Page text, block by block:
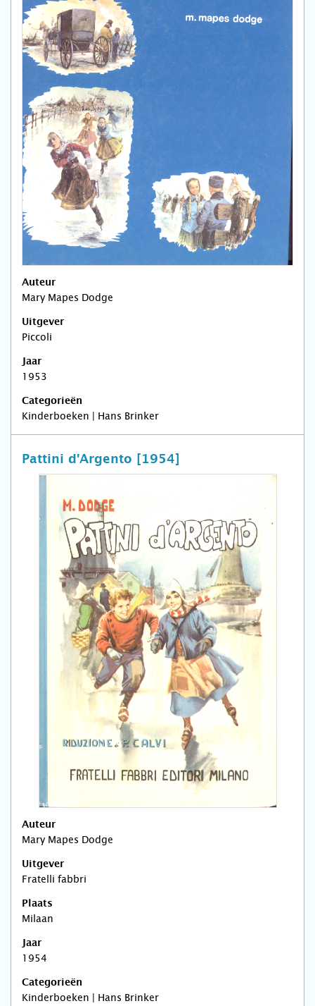
Auteur
Mary Mapes Dodge
Uitgever
Piccoli
Jaar
1953
Categorieën
Kinderboeken | Hans Brinker
Pattini d'Argento [1954]
Auteur
Mary Mapes Dodge
Uitgever
Fratelli fabbri
Plaats
Milaan
Jaar
1954
Categorieën
Kinderboeken | Hans Brinker